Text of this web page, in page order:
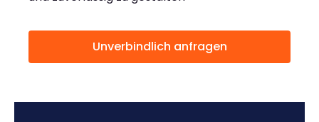
Unverbindlich anfragen